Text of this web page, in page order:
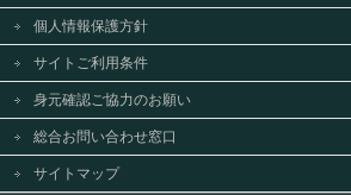
個人情報保護方針
サイトご利用条件
身元確認ご協力のお願い
総合お問い合わせ窓口
サイトマップ